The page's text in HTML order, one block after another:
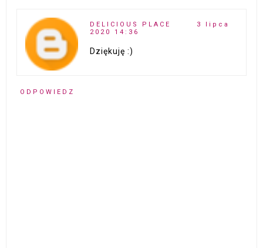
DELICIOUS PLACE
3 lipca
2020 14:36
Dziękuję :)
ODPOWIEDZ